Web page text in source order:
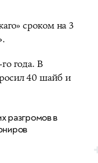
сроком на 3
.
года. В
40 шайб и
разгромов в